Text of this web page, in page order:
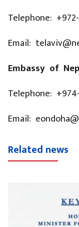
Telephone:
Email:
Embassy of
Telephone:
Email:
Related news